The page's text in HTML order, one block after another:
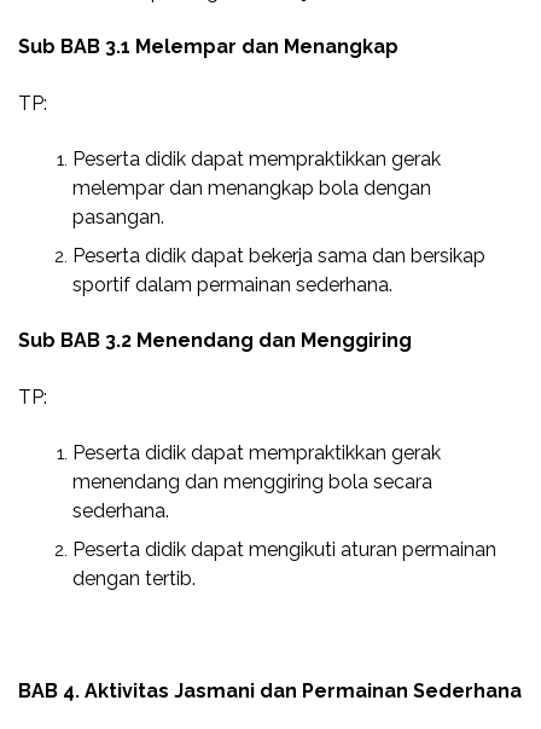
Sub BAB 3.1 Melempar dan Menangkap
TP:
Peserta didik dapat mempraktikkan gerak
melempar dan menangkap bola dengan
pasangan.
Peserta didik dapat bekerja sama dan bersikap
sportif dalam permainan sederhana.
Sub BAB 3.2 Menendang dan Menggiring
TP:
Peserta didik dapat mempraktikkan gerak
menendang dan menggiring bola secara
sederhana.
Peserta didik dapat mengikuti aturan permainan
dengan tertib.
BAB 4. Aktivitas Jasmani dan Permainan Sederhana